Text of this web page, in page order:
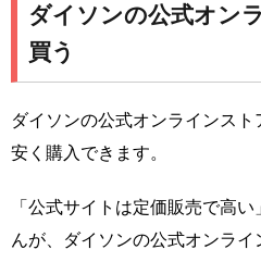
ダイソンの公式オン
買う
ダイソンの公式オンラインス
安く購入できます。
「公式サイトは定価販売で高
んが、ダイソンの公式オンラ